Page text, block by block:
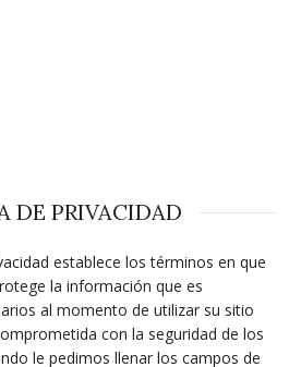
DE PRIVACIDAD
establece los términos en que
la información que es
al momento de utilizar su sitio
con la seguridad de los
le pedimos llenar los campos de